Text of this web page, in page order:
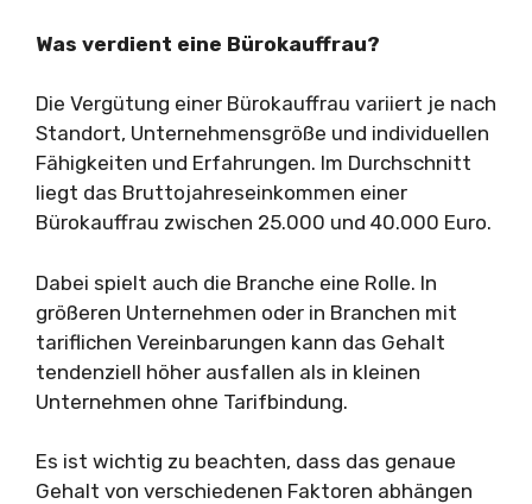
Was verdient eine Bürokauffrau?
Die Vergütung einer Bürokauffrau variiert je nach
Standort, Unternehmensgröße und individuellen
Fähigkeiten und Erfahrungen. Im Durchschnitt
liegt das Bruttojahreseinkommen einer
Bürokauffrau zwischen 25.000 und 40.000 Euro.
Dabei spielt auch die Branche eine Rolle. In
größeren Unternehmen oder in Branchen mit
tariflichen Vereinbarungen kann das Gehalt
tendenziell höher ausfallen als in kleinen
Unternehmen ohne Tarifbindung.
Es ist wichtig zu beachten, dass das genaue
Gehalt von verschiedenen Faktoren abhängen